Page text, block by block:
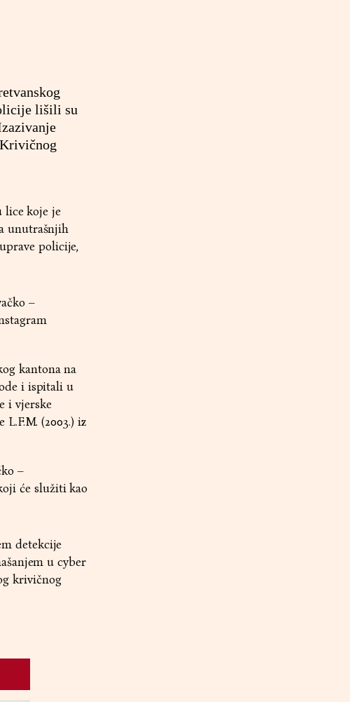
lišili su
lice koje je
unutrašnjih
policije,
–
kantona na
i ispitali u
i vjerske
(2003.) iz
–
će služiti kao
detekcije
u cyber
krivičnog